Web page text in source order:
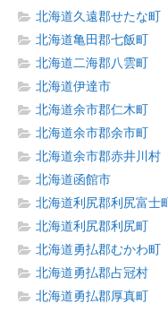
北海道久遠郡せたな町
北海道亀田郡七飯町
北海道二海郡八雲町
北海道伊達市
北海道余市郡仁木町
北海道余市郡余市町
北海道余市郡赤井川村
北海道函館市
北海道利尻郡利尻富士町
北海道利尻郡利尻町
北海道勇払郡むかわ町
北海道勇払郡占冠村
北海道勇払郡厚真町